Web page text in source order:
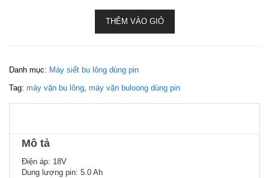
THÊM VÀO GIỎ
Danh mục: Máy siết bu lông dùng pin
Tag: máy vặn bu lông, máy vặn buloong dùng pin
Mô tả
Điện áp: 18V
Dung lượng pin: 5.0 Ah